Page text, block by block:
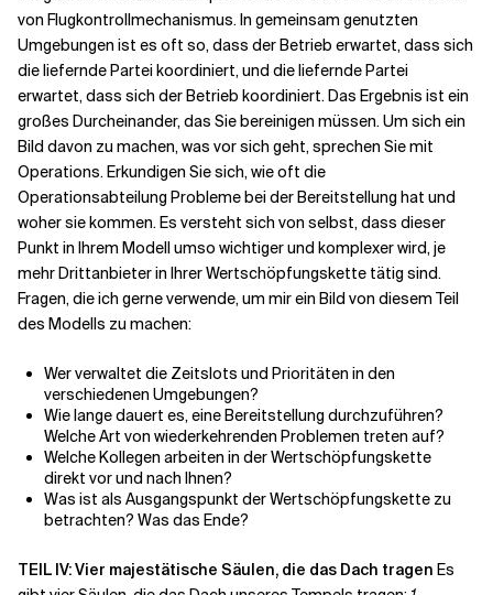
von Flugkontrollmechanismus. In gemeinsam genutzten
Umgebungen ist es oft so, dass der Betrieb erwartet, dass sich
die liefernde Partei koordiniert, und die liefernde Partei
erwartet, dass sich der Betrieb koordiniert. Das Ergebnis ist ein
großes Durcheinander, das Sie bereinigen müssen. Um sich ein
Bild davon zu machen, was vor sich geht, sprechen Sie mit
Operations. Erkundigen Sie sich, wie oft die
Operationsabteilung Probleme bei der Bereitstellung hat und
woher sie kommen. Es versteht sich von selbst, dass dieser
Punkt in Ihrem Modell umso wichtiger und komplexer wird, je
mehr Drittanbieter in Ihrer Wertschöpfungskette tätig sind.
Fragen, die ich gerne verwende, um mir ein Bild von diesem Teil
des Modells zu machen:
Wer verwaltet die Zeitslots und Prioritäten in den
verschiedenen Umgebungen?
Wie lange dauert es, eine Bereitstellung durchzuführen?
Welche Art von wiederkehrenden Problemen treten auf?
Welche Kollegen arbeiten in der Wertschöpfungskette
direkt vor und nach Ihnen?
Was ist als Ausgangspunkt der Wertschöpfungskette zu
betrachten? Was das Ende?
TEIL IV: Vier majestätische Säulen, die das Dach tragen Es